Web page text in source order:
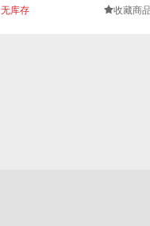
无库存 .收藏商